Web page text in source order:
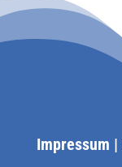
Impressum |